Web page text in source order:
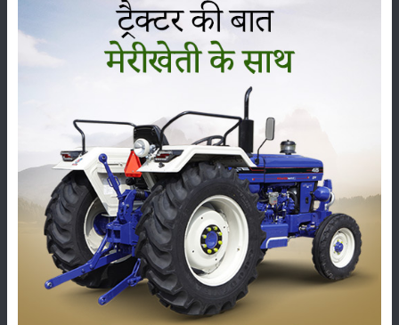
कृषि यंत्र समाचार
सम्पादकीय अन्य
लाड़ली बहना योजना की 36वीं किस्त जारी, करोड़ों महिलाओं के
खातों में पहुंचे 1500 रुपये
16-May-2026
ट्रैक्टर बिक्री में महिंद्रा ने अप्रैल 2026 में दर्ज की 20% से